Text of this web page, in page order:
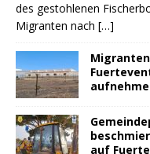
des gestohlenen
Migranten nach […]
auf